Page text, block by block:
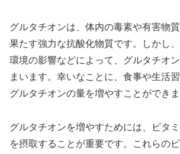
グルタチオンは、体内の毒素や有害物
果たす強力な抗酸化物質です。しかし、
環境の影響などによって、グルタチオ
まいます。幸いなことに、食事や生活
グルタチオンの量を増やすことができま
グルタチオンを増やすためには、ビタ
を摂取することが重要です。これらの